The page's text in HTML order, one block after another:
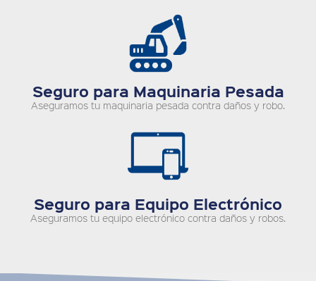
Seguro para Maquinaria Pesada
Aseguramos tu maquinaria pesada contra daños y robo.
Seguro para Equipo Electrónico
Aseguramos tu equipo electrónico contra daños y robos.